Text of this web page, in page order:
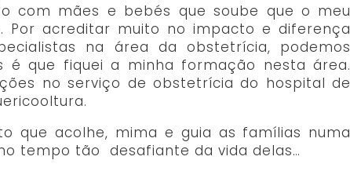
com mães e bebés que soube que o meu
Por acreditar muito no impacto e diferença
na área da obstetrícia, podemos
é que fiquei a minha formação nesta área.
no serviço de obstetrícia do hospital de
que acolhe, mima e guia as famílias numa
tempo tão desafiante da vida delas…